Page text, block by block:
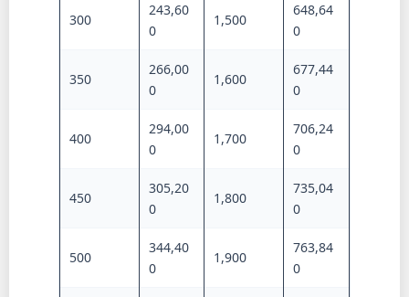
300
243,60
0
1,500
648,64
0
350
266,00
0
1,600
677,44
0
400
294,00
0
1,700
706,24
0
450
305,20
0
1,800
735,04
0
500
344,40
0
1,900
763,84
0